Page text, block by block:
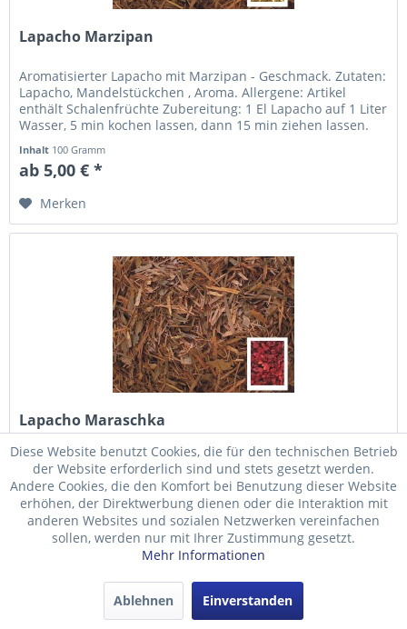
Lapacho Marzipan
Aromatisierter Lapacho mit Marzipan - Geschmack. Zutaten:
Lapacho, Mandelstückchen , Aroma. Allergene: Artikel
enthält Schalenfrüchte Zubereitung: 1 El Lapacho auf 1 Liter
Wasser, 5 min kochen lassen, dann 15 min ziehen lassen.
Inhalt 100 Gramm
ab 5,00 € *
Merken
Lapacho Maraschka
Aromatisierter Lapacho mit Maraschka - Geschmack.
Zutaten: Lapacho, Kirschstückchen, natürliches Aroma.
Zubereitung: 1 El Lapacho auf 1 Liter Wasser, 5 min kochen
lassen, dann 15 min ziehen lassen. Schmeckt mittelwarm
und kalt besonders...
Inhalt100 Gramm
Diese Website benutzt Cookies, die für den technischen Betrieb
der Website erforderlich sind und stets gesetzt werden.
Andere Cookies, die den Komfort bei Benutzung dieser Website
erhöhen, der Direktwerbung dienen oder die Interaktion mit
anderen Websites und sozialen Netzwerken vereinfachen
sollen, werden nur mit Ihrer Zustimmung gesetzt.
Mehr Informationen
Ablehnen Einverstanden